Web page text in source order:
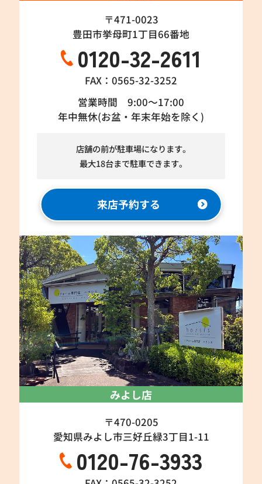
〒471-0023
豊田市挙母町1丁目66番地
0120-32-2611
FAX：0565-32-3252
営業時間 9:00～17:00
年中無休(お盆・年末年始を除く)
店舗の前が駐車場になります。
最大18台まで駐車できます。
来店予約する
みよし店
〒470-0205
愛知県みよし市三好丘緑3丁目1-11
0120-76-3933